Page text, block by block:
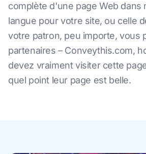
complète d'une page Web dans
langue pour votre site, ou celle
votre patron, peu importe, vous
partenaires – Conveythis.com,
devez vraiment visiter cette
quel point leur page est belle.